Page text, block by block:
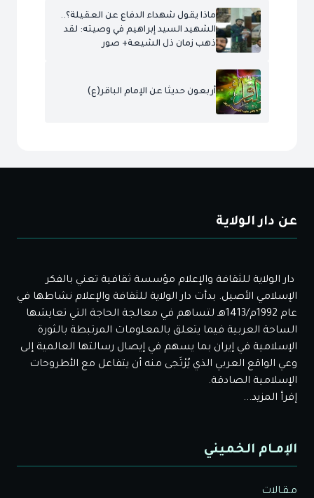
ماذا يقول شهداء الدفاع عن العقيلة؟..
الشهيد السيد إبراهيم في وصيته: لقد
ذهب زمان ذل الشيعة+ صور
أربعون حديثا عن الإمام الباقر(ع)
عن دار الولاية
دار الولاية للثقافة والإعلام مؤسسة ثقافية تعني بالفكر
الإسلامي الأصيل. بدأت دار الولاية للثقافة والإعلام نشاطها في
عام 1992م/1413هـ لتساهم في معالجة الحاجة التي تعايشها
الساحة العربية فيما يتعلق بالمعلومات المرتبطة بالثورة
الإسلامية في إيران بما يسهم في إيصال رسالتها العالمية إلى
وعي الواقع العربي الذي يُرْتَجى منه أن يتفاعل مع الأطروحات
الإسلامية الصادقة.
إقرأ المزيد...
الإمـام الخميني
مـقـالات